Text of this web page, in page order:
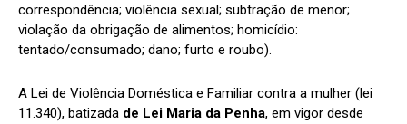
correspondência; violência sexual; subtração de menor;
violação da obrigação de alimentos; homicídio:
tentado/consumado; dano; furto e roubo).
A Lei de Violência Doméstica e Familiar contra a mulher (lei
11.340), batizada de Lei Maria da Penha, em vigor desde